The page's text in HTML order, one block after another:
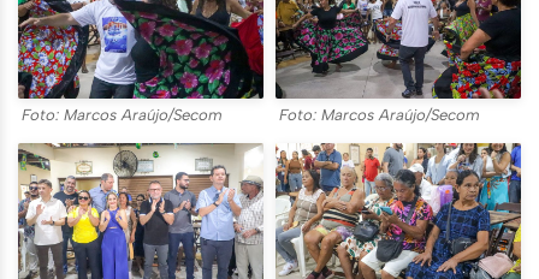
Foto: Marcos Araújo/Secom Foto: Marcos Araújo/Secom